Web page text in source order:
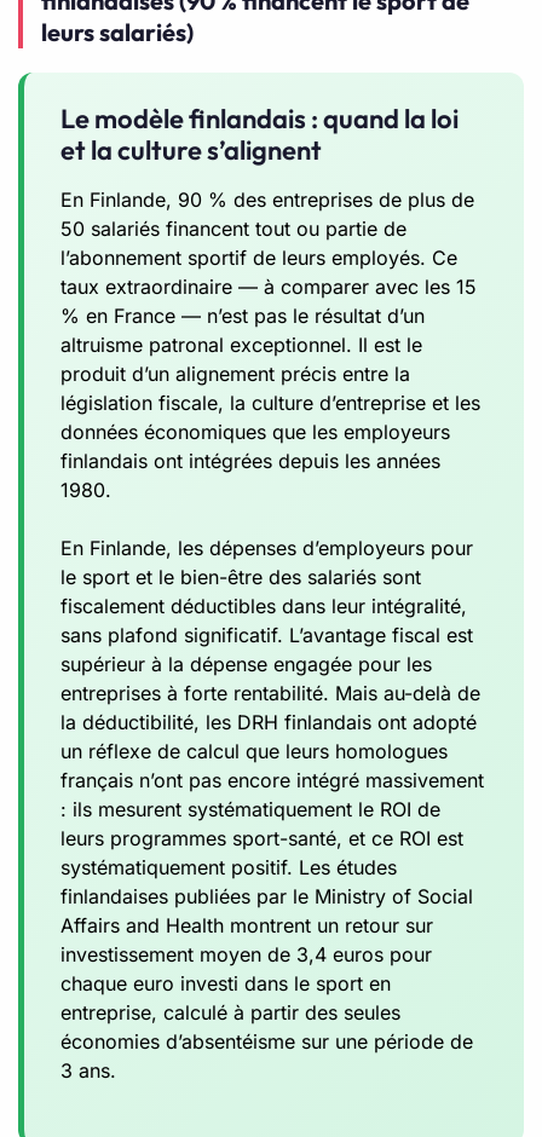
leurs salariés)
Le modèle finlandais : quand la loi
et la culture s’alignent
En Finlande, 90 % des entreprises de plus de
50 salariés financent tout ou partie de
l’abonnement sportif de leurs employés. Ce
taux extraordinaire — à comparer avec les 15
% en France — n’est pas le résultat d’un
altruisme patronal exceptionnel. Il est le
produit d’un alignement précis entre la
législation fiscale, la culture d’entreprise et les
données économiques que les employeurs
finlandais ont intégrées depuis les années
1980.
En Finlande, les dépenses d’employeurs pour
le sport et le bien-être des salariés sont
fiscalement déductibles dans leur intégralité,
sans plafond significatif. L’avantage fiscal est
supérieur à la dépense engagée pour les
entreprises à forte rentabilité. Mais au-delà de
la déductibilité, les DRH finlandais ont adopté
un réflexe de calcul que leurs homologues
français n’ont pas encore intégré massivement
: ils mesurent systématiquement le ROI de
leurs programmes sport-santé, et ce ROI est
systématiquement positif. Les études
finlandaises publiées par le Ministry of Social
Affairs and Health montrent un retour sur
investissement moyen de 3,4 euros pour
chaque euro investi dans le sport en
entreprise, calculé à partir des seules
économies d’absentéisme sur une période de
3 ans.